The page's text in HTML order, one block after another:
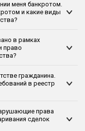
меня банкротом.
и какие виды
в рамках
право
гражданина.
в реестр
права
сделок